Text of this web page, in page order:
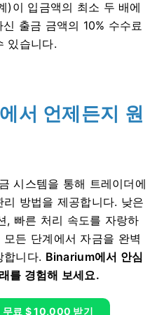
)이 입금액의 최소 두 배에
출금 금액의 10% 수수료
있습니다.
서 언제든지 원
시스템을 통해 트레이더에
방법을 제공합니다. 낮은
, 빠른 처리 속도를 자랑하
든 단계에서 자금을 완벽
니다. Binarium에서 안심
를 경험해 보세요.
료 $ 10,000 받기